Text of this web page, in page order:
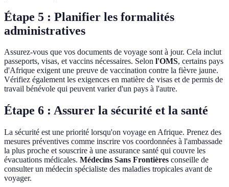
Étape 5 : Planifier les formalités
administratives
Assurez-vous que vos documents de voyage sont à jour. Cela inclut
passeports, visas, et vaccins nécessaires. Selon l'OMS, certains pays
d'Afrique exigent une preuve de vaccination contre la fièvre jaune.
Vérifiez également les exigences en matière de visas et de permis de
travail bénévole qui peuvent varier d'un pays à l'autre.
Étape 6 : Assurer la sécurité et la santé
La sécurité est une priorité lorsqu'on voyage en Afrique. Prenez des
mesures préventives comme inscrire vos coordonnées à l'ambassade
la plus proche et souscrire à une assurance santé qui couvre les
évacuations médicales. Médecins Sans Frontières conseille de
consulter un médecin spécialiste des maladies tropicales avant de
voyager.